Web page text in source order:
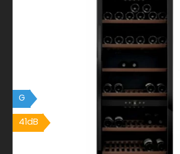
G
41dB
41dB